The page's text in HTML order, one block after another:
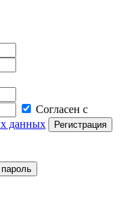
Согласен с
данных